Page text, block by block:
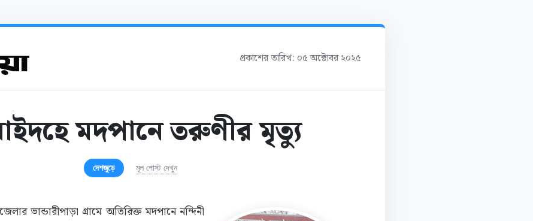
প্রকাশের তারিখ: ০৫ অক্টোবর ২০২৫
মদপানে তরুণীর মৃত্যু
দেশজুড়ে মূল পোস্ট দেখুন
ভান্ডারীপাড়া গ্রামে অতিরিক্ত মদপানে নন্দিনী